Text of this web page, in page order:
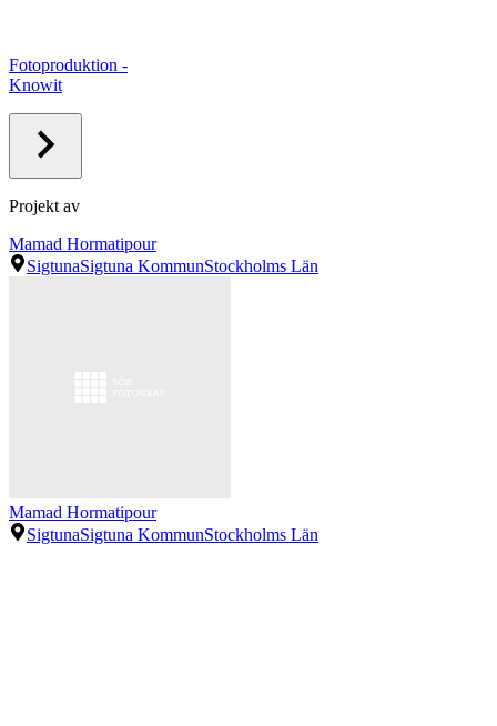
Fotoproduktion -
Knowit
Projekt av
Mamad Hormatipour
SigtunaSigtuna KommunStockholms Län
Mamad Hormatipour
SigtunaSigtuna KommunStockholms Län